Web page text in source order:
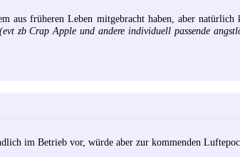
aus früheren Leben mitgebracht haben, aber
(evt zb Crap Apple und andere individuell passende
im Betrieb vor, würde aber zur kommenden